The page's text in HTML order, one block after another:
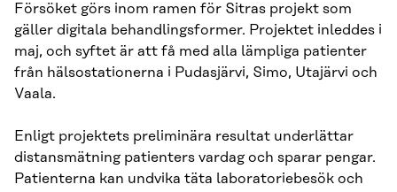
Försöket görs inom ramen för Sitras projekt som
gäller digitala behandlingsformer. Projektet inleddes i
maj, och syftet är att få med alla lämpliga patienter
från hälsostationerna i Pudasjärvi, Simo, Utajärvi och
Vaala.
Enligt projektets preliminära resultat underlättar
distansmätning patienters vardag och sparar pengar.
Patienterna kan undvika täta laboratoriebesök och